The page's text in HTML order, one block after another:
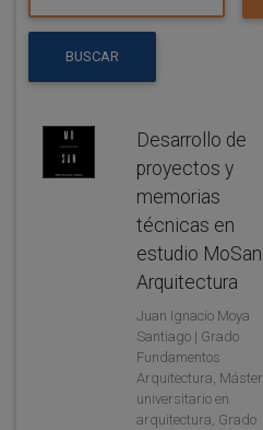
BUSCAR
Desarrollo de
proyectos y
memorias
técnicas en
estudio MoSan
Arquitectura
Juan Ignacio Moya
Santiago | Grado
Fundamentos
Arquitectura, Máster
universitario en
arquitectura, Grado